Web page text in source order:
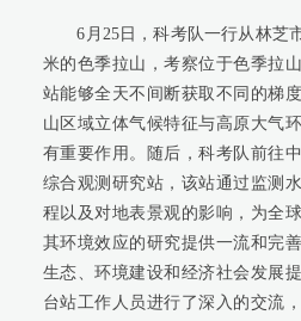
6月25日，科考队一行从林芝市
米的色季拉山，考察位于色季拉
站能够全天不间断获取不同的梯
山区域立体气候特征与高原大气
有重要作用。随后，科考队前往
综合观测研究站，该站通过监测
程以及对地表景观的影响，为全
其环境效应的研究提供一流和完
生态、环境建设和经济社会发展
台站工作人员进行了深入的交流